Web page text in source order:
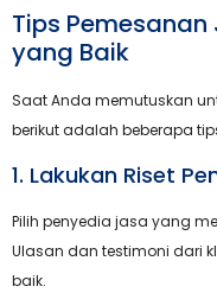
Tips
yang Baik
Saat Anda memutuskan
berikut adalah beberapa
1. Lakukan Riset
Pilih penyedia jasa yang
Ulasan dan testimoni dari
baik.